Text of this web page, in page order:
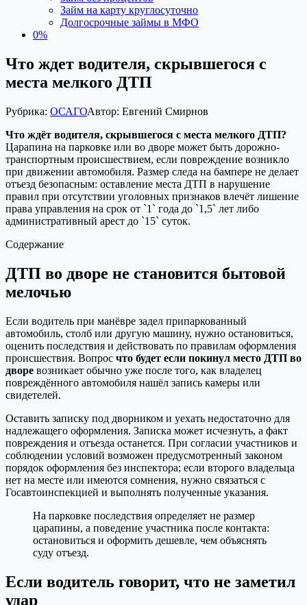
Займ на карту круглосуточно
Долгосрочные займы в МФО
0%
Что ждет водителя, скрывшегося с
места мелкого ДТП
Рубрика: ОСАГОАвтор: Евгений Смирнов
Что ждёт водителя, скрывшегося с места мелкого ДТП?
Царапина на парковке или во дворе может быть дорожно-
транспортным происшествием, если повреждение возникло
при движении автомобиля. Размер следа на бампере не делает
отъезд безопасным: оставление места ДТП в нарушение
правил при отсутствии уголовных признаков влечёт лишение
права управления на срок от `1` года до `1,5` лет либо
административный арест до `15` суток.
Содержание
ДТП во дворе не становится бытовой
мелочью
Если водитель при манёвре задел припаркованный
автомобиль, столб или другую машину, нужно остановиться,
оценить последствия и действовать по правилам оформления
происшествия. Вопрос что будет если покинул место ДТП во
дворе возникает обычно уже после того, как владелец
повреждённого автомобиля нашёл запись камеры или
свидетелей.
Оставить записку под дворником и уехать недостаточно для
надлежащего оформления. Записка может исчезнуть, а факт
повреждения и отъезда останется. При согласии участников и
соблюдении условий возможен предусмотренный законом
порядок оформления без инспектора; если второго владельца
нет на месте или имеются сомнения, нужно связаться с
Госавтоинспекцией и выполнять полученные указания.
На парковке последствия определяет не размер
царапины, а поведение участника после контакта:
остановиться и оформить дешевле, чем объяснять
суду отъезд.
Если водитель говорит, что не заметил
удар